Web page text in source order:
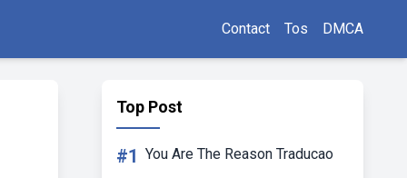
Contact Tos DMCA
Top Post
#1 You Are The Reason Traducao